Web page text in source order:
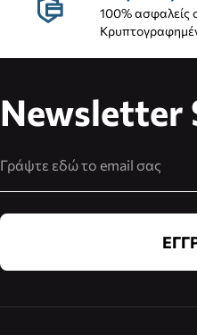
100% ασφαλείς
Newsletter